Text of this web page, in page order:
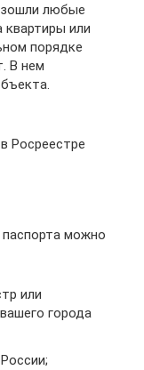
любые
квартиры или
порядке
В нем
Росреестре
можно
или
города